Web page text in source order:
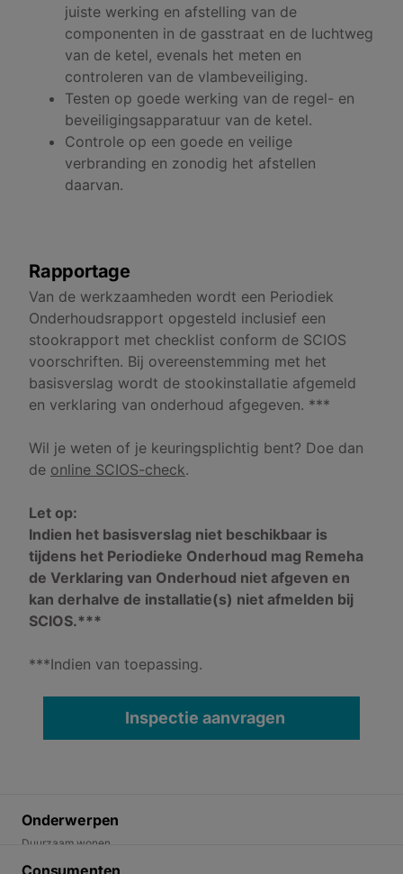
juiste werking en afstelling van de
componenten in de gasstraat en de luchtweg
van de ketel, evenals het meten en
controleren van de vlambeveiliging.
Testen op goede werking van de regel- en
beveiligingsapparatuur van de ketel.
Controle op een goede en veilige
verbranding en zonodig het afstellen
daarvan.
Rapportage
Van de werkzaamheden wordt een Periodiek
Onderhoudsrapport opgesteld inclusief een
stookrapport met checklist conform de SCIOS
voorschriften. Bij overeenstemming met het
basisverslag wordt de stookinstallatie afgemeld
en verklaring van onderhoud afgegeven. ***
Wil je weten of je keuringsplichtig bent? Doe dan
de online SCIOS-check.
Let op:
Indien het basisverslag niet beschikbaar is
tijdens het Periodieke Onderhoud mag Remeha
de Verklaring van Onderhoud niet afgeven en
kan derhalve de installatie(s) niet afmelden bij
SCIOS.***
***Indien van toepassing.
Inspectie aanvragen
Onderwerpen
Duurzaam wonen
Energietransitie
Consumenten